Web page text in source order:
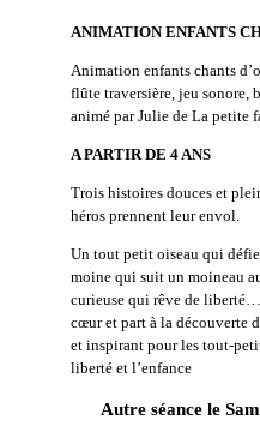
ANIMATION ENFANTS
Animation enfants chants
flûte traversière, jeu sonore,
animé par Julie de La petite
A PARTIR DE 4 ANS
Trois histoires douces et
héros prennent leur envol.
Un tout petit oiseau qui
moine qui suit un moineau
curieuse qui rêve de
cœur et part à la découverte
et inspirant pour les tout-
liberté et l’enfance
Autre séance le